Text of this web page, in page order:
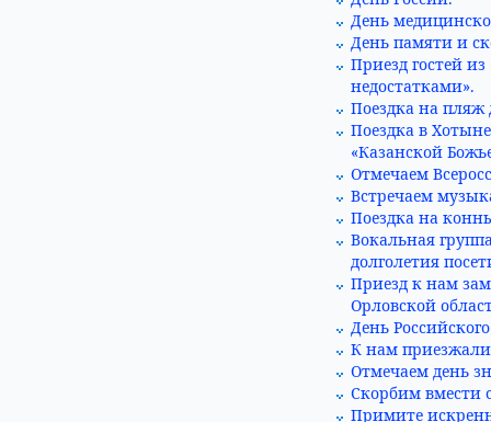
День
День памяти и
Приезд гостей
недостатками».
Поездка на
Поездка в
«Казанской
Отмечаем
Встречаем
Поездка на
Вокальная
долголетия
Приезд к нам
Орловской
День
К нам приезжали
Отмечаем день
Скорбим вмести
Примите